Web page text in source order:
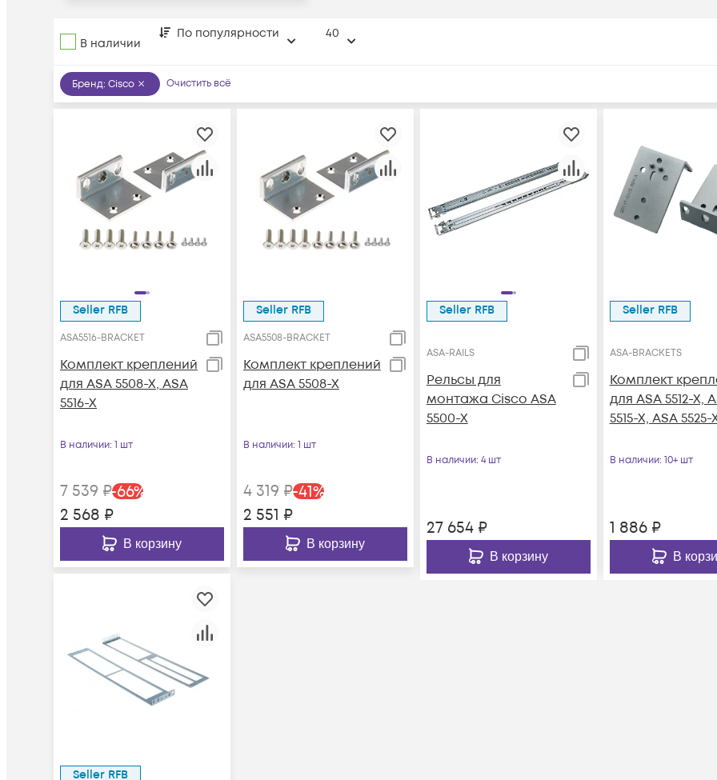
В наличии
По популярности 40
Бренд: Cisco Очистить всё
Seller RFB
ASA5516-BRACKET
Комплект креплений
для ASA 5508-X, ASA
5516-X
В наличии: 1 шт
7 539 ₽-66%
2 568 ₽
В корзину
Seller RFB
ASA5508-BRACKET
Комплект креплений
для ASA 5508-X
В наличии: 1 шт
4 319 ₽-41%
2 551 ₽
В корзину
Seller RFB
ASA-RAILS
Рельсы для
монтажа Cisco ASA
5500-X
В наличии: 4 шт
27 654₽
В корзину
Seller RFB
ASA-BRACKETS
Комплект
для ASA 5512-X,
5515-X, ASA 5525-
В наличии: 10+ шт
1 886₽
В
Seller RFB